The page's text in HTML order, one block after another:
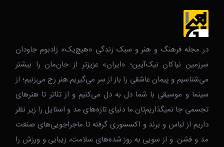
در مجله فرهنگ و هنر و سبک زندگی‌ «هیچ‌یک» زادبوم جاودان
سرزمین نیاکان نیک‌‌‌آیین؛ «ایران» عزیزتر از جان‌مان را بیشتر
می‌شناسیم و پیمان عاشقی را باز از سر می‌گیریم.هنر رج می‌زنیم؛ از
سینما و موسیقی با شما دل به دل می‌کنیم و از تئاتر تا هنرهای
تجسمی جا نمیگذاریم‌تان.ما دنیای تازه‌های مد و استایل را زیر نظر
داریم از لباس و برند و اکسسوری گرفته تا ماجراجویی‌های صنعت
مد و فشن. و از سویی به روز شده‌های سلامت، زیبایی و ورزش را